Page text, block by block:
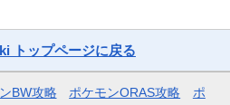
トップページに戻る
BW攻略 ポケモンORAS攻略
ポ